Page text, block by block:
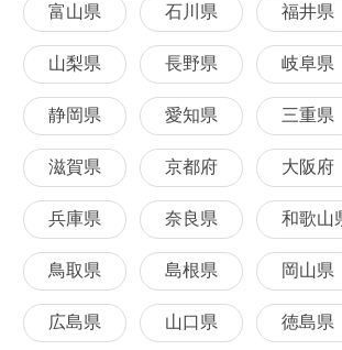
富山県 石川県 福井県
山梨県 長野県 岐阜県
静岡県 愛知県 三重県
滋賀県 京都府 大阪府
兵庫県 奈良県 和歌山
鳥取県 島根県 岡山県
広島県 山口県 徳島県